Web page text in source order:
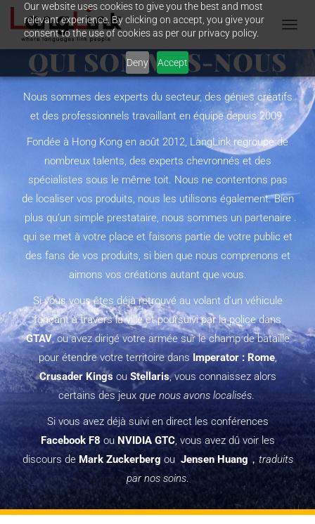
Our website uses cookies to give you the best and most
relevant experience. By clicking on accept, you give your
consent to the use of cookies as per our privacy policy.
Deny Accept
O
G
E
A
A
T
O
N
QUI SOMMES-NOUS
Nous sommes des experts du secteur, des génies créatifs
et des professionnels travaillant en équipe depuis 2009.
Fondée à Hong Kong en août 2012, LangLink regroupe de
nombreux talents, des experts chevronnés et des
spécialistes sous le même toit. Nous ne contentons pas
de localiser vos produits, nous les utilisons également. Bien
plus qu’un simple prestataire, nous sommes un partenaire
qui se met à votre place et faisons partie de votre public et
des fans de vos produits, si bien que nous comprenons et
aimons vos créations autant que vous.
Si vous vous êtes déjà retrouvé au volant d’un véhicule
fonçant à travers la ville et poursuivi par la police dans
GTAV, ou avez dirigé votre armée sur le champ de bataille
pour étendre votre territoire dans Imperator : Rome,
Crusader Kingsou Stellaris, vous connaissez alors
certains des jeux que nous avons localisés.
Si vous avez déjà suivi en direct les conférences
Facebook F8 ou NVIDIA GTC, vous avez dû voir les
discours de Mark Zuckerberg ou Jensen Huang ， traduits
par nos soins.